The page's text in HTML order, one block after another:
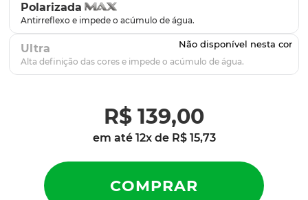
Polarizada
Ultra
R$ 139,00
em até 12x de R$ 15,73